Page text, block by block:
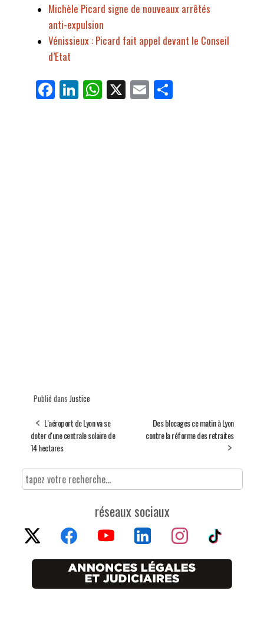
Michèle Picard signe de nouveaux arrêtés
anti-expulsion
Vénissieux : Picard fait appel devant le Conseil
d’Etat
Fa
ce
Li
nk
W
ha
X E
m
Pa
Publié dans Justice
L'aéroport de Lyon va se
doter d'une centrale solaire de
14 hectares
Des blocages ce matin à Lyon
contre la réforme des retraites
réseaux sociaux